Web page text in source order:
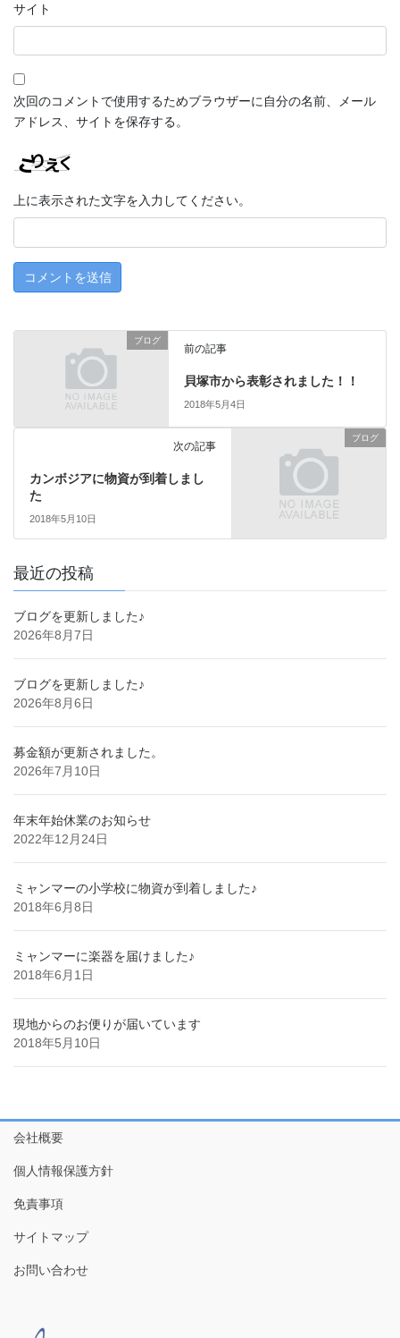
サイト
次回のコメントで使用するためブラウザーに自分の名前、メール
アドレス、サイトを保存する。
上に表示された文字を入力してください。
ブログ
前の記事
貝塚市から表彰されました！！
2018年5月4日
ブログ
次の記事
カンボジアに物資が到着しまし
た
2018年5月10日
最近の投稿
ブログを更新しました♪
2026年8月7日
ブログを更新しました♪
2026年8月6日
募金額が更新されました。
2026年7月10日
年末年始休業のお知らせ
2022年12月24日
ミャンマーの小学校に物資が到着しました♪
2018年6月8日
ミャンマーに楽器を届けました♪
2018年6月1日
現地からのお便りが届いています
2018年5月10日
会社概要
個人情報保護方針
免責事項
サイトマップ
お問い合わせ